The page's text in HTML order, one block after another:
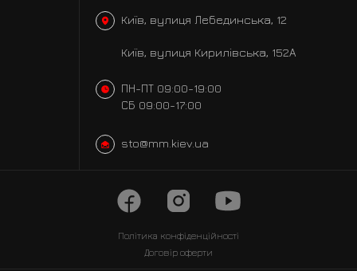
Київ, вулиця Лебединська, 12
Київ, вулиця Кирилівська, 152А
ПН-ПТ 09:00-19:00
СБ 09:00-17:00
sto@mm.kiev.ua
Політика конфіденційності
Договір оферти